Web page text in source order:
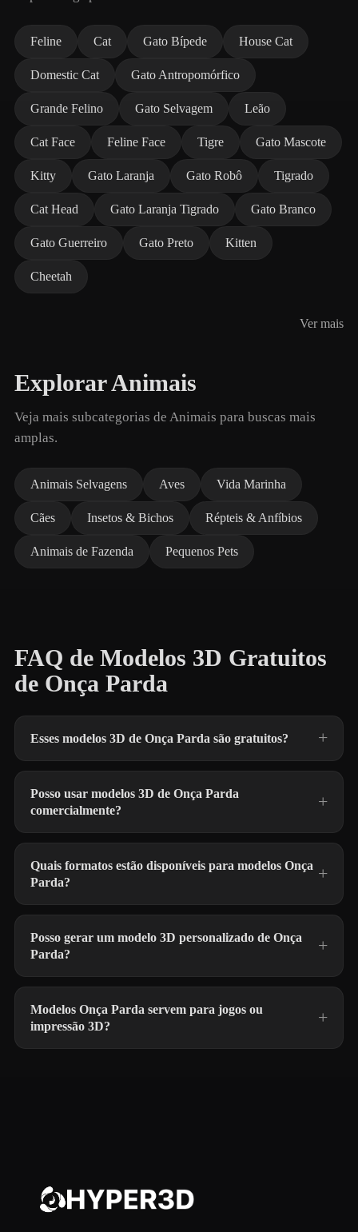
Feline Cat Gato Bípede House Cat
Domestic Cat Gato Antropomórfico
Grande Felino Gato Selvagem Leão
Cat Face Feline Face Tigre Gato Mascote
Kitty Gato Laranja Gato Robô Tigrado
Cat Head Gato Laranja Tigrado Gato Branco
Gato Guerreiro Gato Preto Kitten
Cheetah
Ver mais
Explorar Animais
Veja mais subcategorias de Animais para buscas mais
amplas.
Animais Selvagens Aves Vida Marinha
Cães Insetos & Bichos Répteis & Anfíbios
Animais de Fazenda Pequenos Pets
FAQ de Modelos 3D Gratuitos
de Onça Parda
Esses modelos 3D de Onça Parda são gratuitos?
Posso usar modelos 3D de Onça Parda
comercialmente?
Quais formatos estão disponíveis para modelos Onça
Parda?
Posso gerar um modelo 3D personalizado de Onça
Parda?
Modelos Onça Parda servem para jogos ou
impressão 3D?